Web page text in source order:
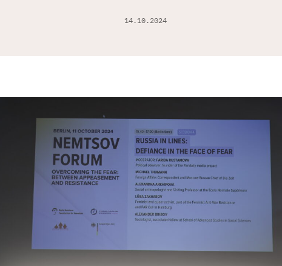
14.10.2024